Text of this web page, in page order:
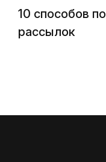
10 способов
рассылок